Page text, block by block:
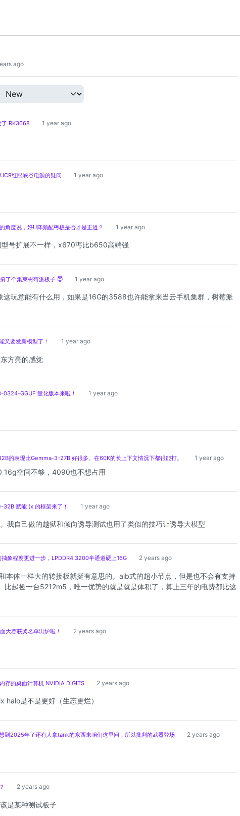
ago
了 RK3668 1 year ago
红眼峡谷电源的疑问 1 year ago
角度说，好U降频配丐板是否才是正道？ 1 year ago
号扩展不一样，x670丐比b650高端强
了个集束树莓派板子 😇 1 year ago
玩意能有什么用，如果是16G的3588也许能拿来当云手机集群，树莓派
又要发新模型了！ 1 year ago
方亮的感觉
GGUF 量化版本来啦！ 1 year ago
的表现比Gemma-3-27B 好很多。在60K的长上下文情况下都很能打。
1 year ago
空间不够，4090也不想占用
32B 赋能 (x 的框架来了！ 1 year ago
我自己做的越狱和倾向诱导测试也用了类似的技巧让诱导大模型
抽象程度更进一步，LPDDR4 3200半通道硬上16G 2 years ago
体一样大的转接板就挺有意思的。aib式的超小节点，但是也不会有支持
起捡一台5212m5，唯一优势的就是就是体积了，算上三年的电费都比这
大赛获奖名单出炉啦！ 2 years ago
存的桌面计算机 NVIDIA DIGITS 2 years ago
halo是不是更好（生态更烂）
到2025年了还有人拿tank的东西来咱们这里问，所以批判的武器登场 2 years ago
2 years ago
是某种测试板子